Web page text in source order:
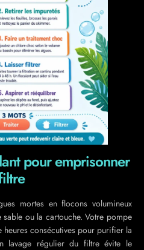
pour emprisonner
mortes en flocons volumineux
ou la cartouche. Votre pompe
consécutives pour purifier la
lavage régulier du filtre évite le